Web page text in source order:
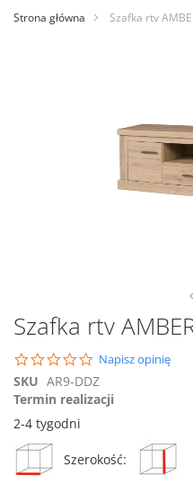
treści
Strona główna Szafka rtv
Przejdź
na
początek
galerii
Szafka rtv
0.0
star
rating
Napisz opinię
SKU AR9-DDZ
Termin realizacji
2-4 tygodni
Szerokość: